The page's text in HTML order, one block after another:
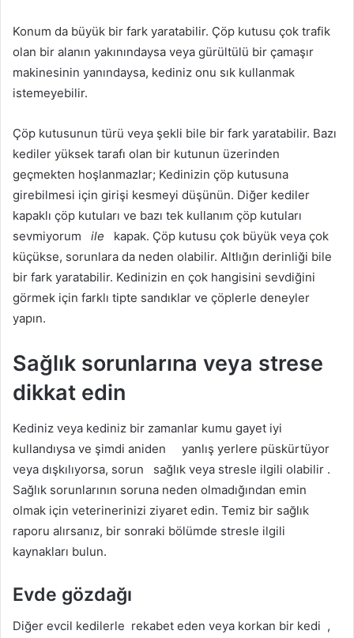
Konum da büyük bir fark yaratabilir. Çöp kutusu çok trafik
olan bir alanın yakınındaysa veya gürültülü bir çamaşır
makinesinin yanındaysa, kediniz onu sık kullanmak
istemeyebilir.
Çöp kutusunun türü veya şekli bile bir fark yaratabilir. Bazı
kediler yüksek tarafı olan bir kutunun üzerinden
geçmekten hoşlanmazlar; Kedinizin çöp kutusuna
girebilmesi için girişi kesmeyi düşünün. Diğer kediler
kapaklı çöp kutuları ve bazı tek kullanım çöp kutuları
sevmiyorum ile kapak. Çöp kutusu çok büyük veya çok
küçükse, sorunlara da neden olabilir. Altlığın derinliği bile
bir fark yaratabilir. Kedinizin en çok hangisini sevdiğini
görmek için farklı tipte sandıklar ve çöplerle deneyler
yapın.
Sağlık sorunlarına veya strese
dikkat edin
Kediniz veya kediniz bir zamanlar kumu gayet iyi
kullandıysa ve şimdi aniden
yanlış yerlere püskürtüyor
veya dışkılıyorsa, sorun
sağlık veya stresle ilgili olabilir .
Sağlık sorunlarının soruna neden olmadığından emin
olmak için veterinerinizi ziyaret edin. Temiz bir sağlık
raporu alırsanız, bir sonraki bölümde stresle ilgili
kaynakları bulun.
Evde gözdağı
Diğer evcil kedilerle rekabet eden veya korkan bir kedi ,